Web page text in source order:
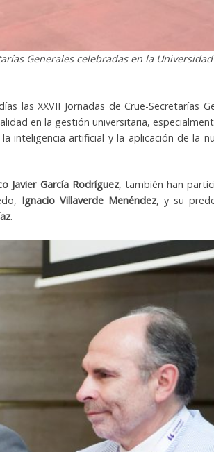
Generales celebradas en la
las XXVII Jornadas de Crue-Secretarías
en la gestión universitaria,
artificial y la aplicación de la
Javier García Rodríguez, también han
Ignacio Villaverde Menéndez, y su
.